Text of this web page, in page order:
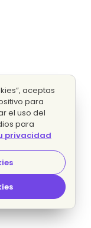
aceptas
para
el uso del
para
privacidad